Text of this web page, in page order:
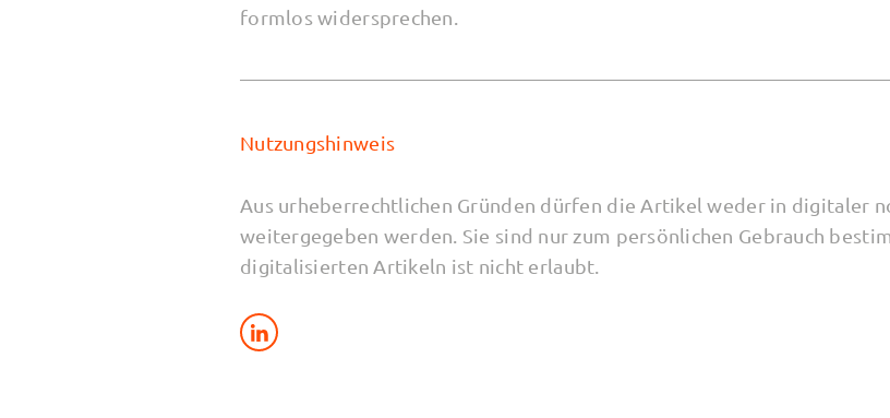
formlos widersprechen.
Nutzungshinweis
Aus urheberrechtlichen Gründen dürfen die Artikel weder in digitaler
weitergegeben werden. Sie sind nur zum persönlichen Gebrauch
digitalisierten Artikeln ist nicht erlaubt.